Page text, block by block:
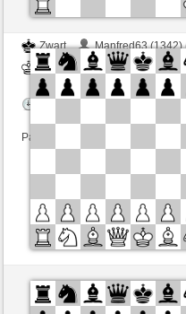
Zwart
Manfred63 (1342)
Wit
mnauerATgmxCH
Speelduur: 3 minutes/side +
Partij telt mee voor de ranglijst
Zwart
Jefer (1130)
Wit
mnauerATgmxCH